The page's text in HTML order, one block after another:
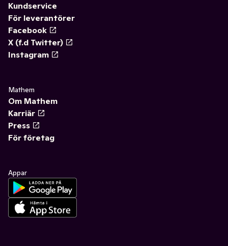
Kundservice
För leverantörer
Facebook
X (f.d Twitter)
Instagram
Mathem
Om Mathem
Karriär
Press
För företag
Appar